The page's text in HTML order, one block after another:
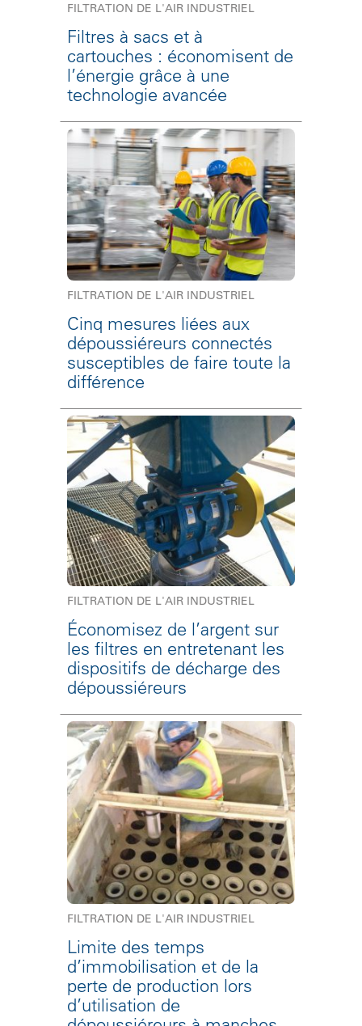
FILTRATION DE L'AIR INDUSTRIEL
Filtres à sacs et à
cartouches : économisent de
l’énergie grâce à une
technologie avancée
FILTRATION DE L'AIR INDUSTRIEL
Cinq mesures liées aux
dépoussiéreurs connectés
susceptibles de faire toute la
différence
FILTRATION DE L'AIR INDUSTRIEL
Économisez de l’argent sur
les filtres en entretenant les
dispositifs de décharge des
dépoussiéreurs
FILTRATION DE L'AIR INDUSTRIEL
Limite des temps
d’immobilisation et de la
perte de production lors
d’utilisation de